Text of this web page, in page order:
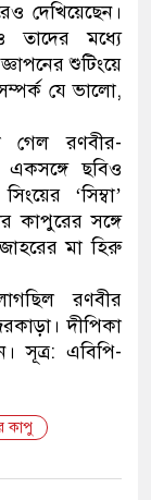
দেখিয়েছেন।
তাদের মধ্যে
শুটিংয়ে
যে ভালো,
গেল রণবীর-
একসঙ্গে ছবিও
‘সিম্বা’
কাপুরের সঙ্গে
মা হিরু
রণবীর
দীপিকা
সূত্র: এবিপি-
কাপু